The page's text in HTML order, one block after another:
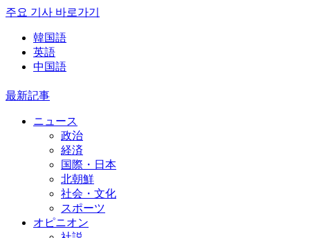
주요 기사 바로가기
韓国語
英語
中国語
最新記事
ニュース
政治
経済
国際・日本
北朝鮮
社会・文化
スポーツ
オピニオン